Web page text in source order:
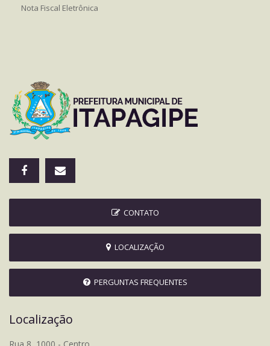
Nota Fiscal Eletrônica
CONTATO
LOCALIZAÇÃO
PERGUNTAS FREQUENTES
Localização